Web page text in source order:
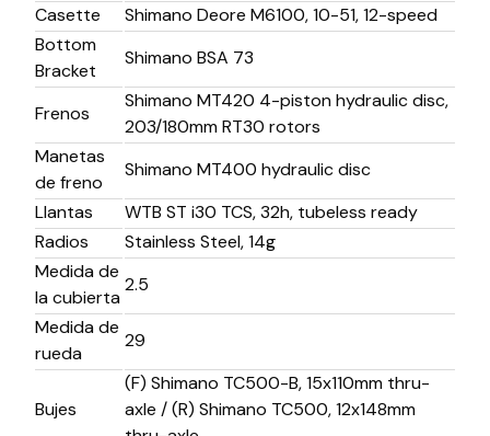
Casette
Shimano Deore M6100, 10-51, 12-speed
Bottom
Bracket
Shimano BSA 73
Frenos
Shimano MT420 4-piston hydraulic disc,
203/180mm RT30 rotors
Manetas
de freno
Shimano MT400 hydraulic disc
Llantas
WTB ST i30 TCS, 32h, tubeless ready
Radios
Stainless Steel, 14g
Medida de
la cubierta
2.5
Medida de
rueda
29
Bujes
(F) Shimano TC500-B, 15x110mm thru-
axle / (R) Shimano TC500, 12x148mm